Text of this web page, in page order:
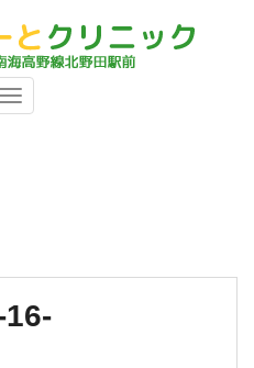
TOGGLE NAVIGATION